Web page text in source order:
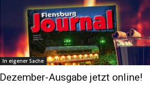
In eigener Sache
Dezember-Ausgabe jetzt online!